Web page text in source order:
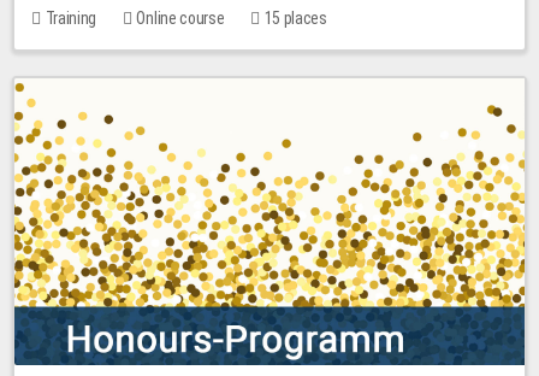
Training Online course 15 places